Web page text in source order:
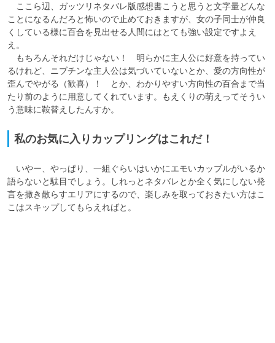
ここら辺、ガッツリネタバレ版感想書こうと思うと文字量どんな
ことになるんだろと怖いので止めておきますが、女の子同士が仲良
くしている様に百合を見出せる人間にはとても強い設定ですよえ
え。
もちろんそれだけじゃない！　明らかに主人公に好意を持ってい
るけれど、ニブチンな主人公は気づいていないとか、愛の方向性が
歪んでやがる（歓喜）！　とか、わかりやすい方向性の百合まで当
たり前のように用意してくれています。もえくりの萌えってそうい
う意味に鞍替えしたんすか。
私のお気に入りカップリングはこれだ！
いやー、やっぱり、一組ぐらいはいかにエモいカップルがいるか
語らないと駄目でしょう。しれっとネタバレとか全く気にしない発
言を撒き散らすエリアにするので、楽しみを取っておきたい方はこ
こはスキップしてもらえればと。